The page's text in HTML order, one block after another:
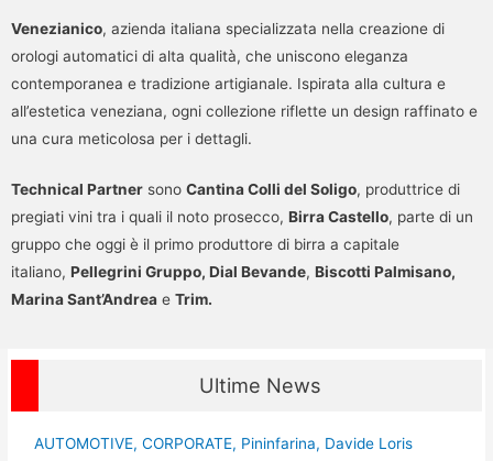
Venezianico, azienda italiana specializzata nella creazione di
orologi automatici di alta qualità, che uniscono eleganza
contemporanea e tradizione artigianale. Ispirata alla cultura e
all’estetica veneziana, ogni collezione riflette un design raffinato e
una cura meticolosa per i dettagli.
Technical Partner sono Cantina Colli del Soligo, produttrice di
pregiati vini tra i quali il noto prosecco, Birra Castello, parte di un
gruppo che oggi è il primo produttore di birra a capitale
italiano, Pellegrini Gruppo, Dial Bevande, Biscotti Palmisano,
Marina Sant’Andrea e Trim.
Ultime News
AUTOMOTIVE, CORPORATE, Pininfarina, Davide Loris